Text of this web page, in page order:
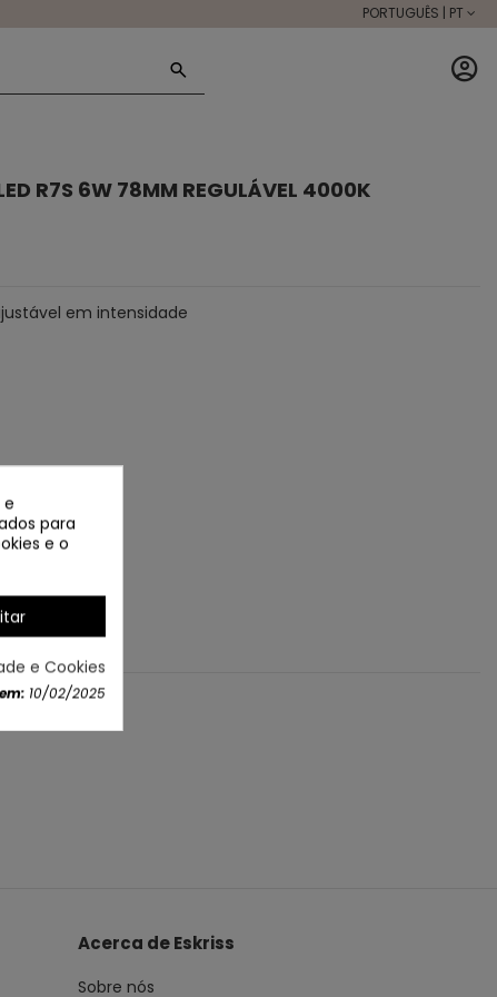
PORTUGUÊS | PT
R7S 6W 78MM REGULÁVEL 4000K
em intensidade
Acerca de Eskriss
Sobre nós
e
para
e o
e Cookies
10/02/2025